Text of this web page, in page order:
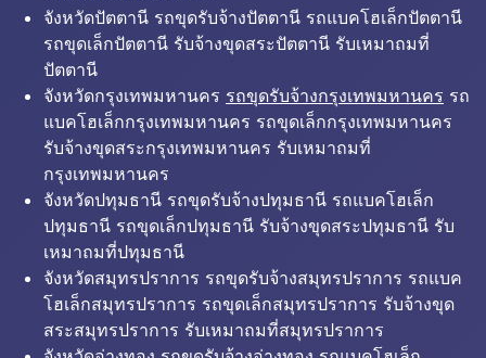
จังหวัดปัตตานี รถขุดรับจ้างปัตตานี รถแบคโฮเล็กปัตตานี
รถขุดเล็กปัตตานี รับจ้างขุดสระปัตตานี รับเหมาถมที่
ปัตตานี
จังหวัดกรุงเทพมหานคร รถขุดรับจ้างกรุงเทพมหานคร รถ
แบคโฮเล็กกรุงเทพมหานคร รถขุดเล็กกรุงเทพมหานคร
รับจ้างขุดสระกรุงเทพมหานคร รับเหมาถมที่
กรุงเทพมหานคร
จังหวัดปทุมธานี รถขุดรับจ้างปทุมธานี รถแบคโฮเล็ก
ปทุมธานี รถขุดเล็กปทุมธานี รับจ้างขุดสระปทุมธานี รับ
เหมาถมที่ปทุมธานี
จังหวัดสมุทรปราการ รถขุดรับจ้างสมุทรปราการ รถแบค
โฮเล็กสมุทรปราการ รถขุดเล็กสมุทรปราการ รับจ้างขุด
สระสมุทรปราการ รับเหมาถมที่สมุทรปราการ